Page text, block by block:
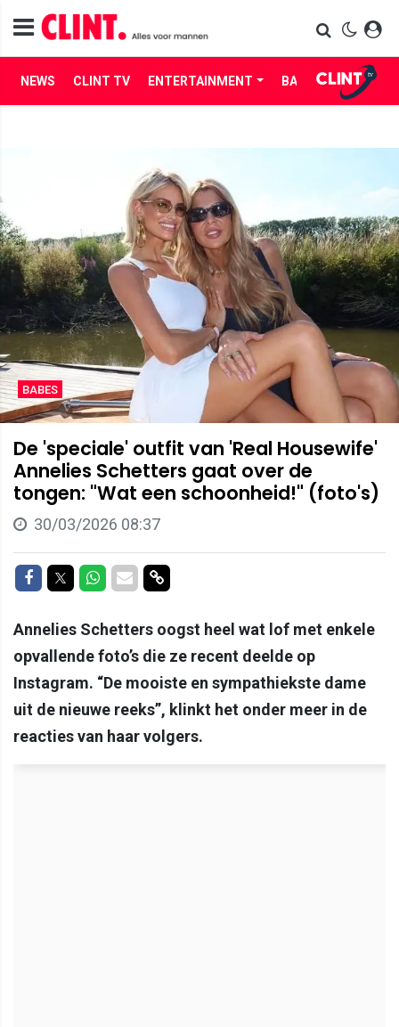
NEWS CLINT TV ENTERTAINMENT BABES LIFE
BABES
De 'speciale' outfit van 'Real Housewife'
Annelies Schetters gaat over de
tongen: "Wat een schoonheid!" (foto's)
30/03/2026 08:37
Delen op Facebook
Delen op Twitter
Delen op Whatsapp
Delen via Mail
Delen via link
Annelies Schetters oogst heel wat lof met enkele
opvallende foto’s die ze recent deelde op
Instagram. “De mooiste en sympathiekste dame
uit de nieuwe reeks”, klinkt het onder meer in de
reacties van haar volgers.